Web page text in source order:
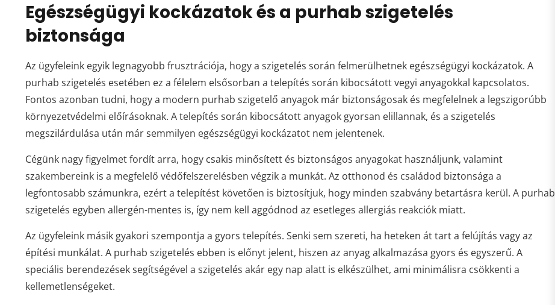
Egészségügyi kockázatok és a purhab szigetelés
biztonsága
Az ügyfeleink egyik legnagyobb frusztrációja, hogy a szigetelés során felmerülhetnek egészségügyi kockázatok. A
purhab szigetelés esetében ez a félelem elsősorban a telepítés során kibocsátott vegyi anyagokkal kapcsolatos.
Fontos azonban tudni, hogy a modern purhab szigetelő anyagok már biztonságosak és megfelelnek a legszigorúbb
környezetvédelmi előírásoknak. A telepítés során kibocsátott anyagok gyorsan elillannak, és a szigetelés
megszilárdulása után már semmilyen egészségügyi kockázatot nem jelentenek.
Cégünk nagy figyelmet fordít arra, hogy csakis minősített és biztonságos anyagokat használjunk, valamint
szakembereink is a megfelelő védőfelszerelésben végzik a munkát. Az otthonod és családod biztonsága a
legfontosabb számunkra, ezért a telepítést követően is biztosítjuk, hogy minden szabvány betartásra kerül. A purhab
szigetelés egyben allergén-mentes is, így nem kell aggódnod az esetleges allergiás reakciók miatt.
Az ügyfeleink másik gyakori szempontja a gyors telepítés. Senki sem szereti, ha heteken át tart a felújítás vagy az
építési munkálat. A purhab szigetelés ebben is előnyt jelent, hiszen az anyag alkalmazása gyors és egyszerű. A
speciális berendezések segítségével a szigetelés akár egy nap alatt is elkészülhet, ami minimálisra csökkenti a
kellemetlenségeket.